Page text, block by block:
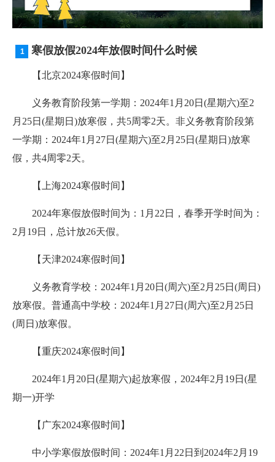
寒假放假2024年放假时间什么时候
【北京2024寒假时间】
义务教育阶段第一学期：2024年1月20日(星期六)至2
月25日(星期日)放寒假，共5周零2天。非义务教育阶段第
一学期：2024年1月27日(星期六)至2月25日(星期日)放寒
假，共4周零2天。
【上海2024寒假时间】
2024年寒假放假时间为：1月22日，春季开学时间为：
2月19日，总计放26天假。
【天津2024寒假时间】
义务教育学校：2024年1月20日(周六)至2月25日(周日)
放寒假。普通高中学校：2024年1月27日(周六)至2月25日
(周日)放寒假。
【重庆2024寒假时间】
2024年1月20日(星期六)起放寒假，2024年2月19日(星
期一)开学
【广东2024寒假时间】
中小学寒假放假时间：2024年1月22日到2024年2月19